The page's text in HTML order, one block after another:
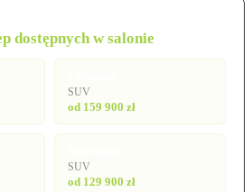
dostępnych w salonie
SUV
od 159 900 zł
SUV
od 129 900 zł